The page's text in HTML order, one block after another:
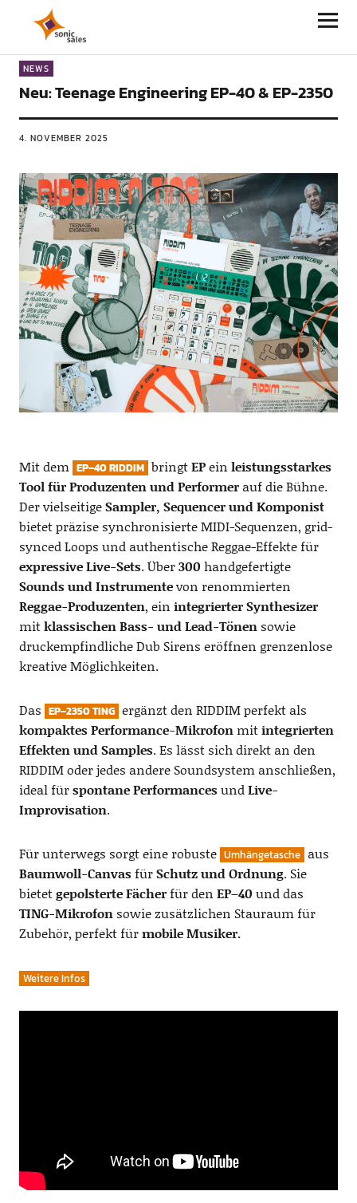
Sonic Sales
NEWS
Neu: Teenage Engineering EP-40 & EP-2350
4. NOVEMBER 2025
Mit dem EP–40 RIDDIM bringtEPein leistungsstarkes
Tool für Produzenten und Performer auf die Bühne.
Der vielseitigeSampler, Sequencer und Komponist
bietet präzise synchronisierte MIDI-Sequenzen, grid-
synced Loops und authentische Reggae-Effektefür
expressive Live-Sets. Über300 handgefertigte
Sounds und Instrumentevon renommierten
Reggae-Produzenten, ein integrierter Synthesizer
mitklassischen Bass- und Lead-Tönensowie
druckempfindliche Dub Sirens eröffnen grenzenlose
kreative Möglichkeiten.
Das EP–2350 TING ergänzt den RIDDIM perfekt als
kompaktes Performance-Mikrofonmitintegrierten
Effekten und Samples. Es lässt sich direkt an den
RIDDIM oder jedes andere Soundsystem anschließen,
ideal fürspontane PerformancesundLive-
Improvisation.
Für unterwegs sorgt eine robuste Umhängetasche aus
Baumwoll-CanvasfürSchutz und Ordnung. Sie
bietetgepolsterte Fächerfür den EP–40 und das
TING-Mikrofonsowiezusätzlichen Stauraum für
Zubehör, perfekt fürmobile Musiker.
Weitere Infos